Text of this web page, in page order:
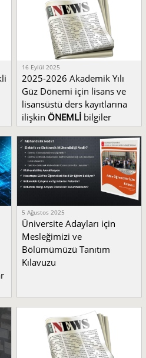
16 Eylül 2025
2025-2026 Akademik Yılı
Güz Dönemi için lisans ve
lisansüstü ders kayıtlarına
ilişkin ÖNEMLİ bilgiler
5 Ağustos 2025
Üniversite Adayları için
Mesleğimizi ve
Bölümümüzü Tanıtım
Kılavuzu